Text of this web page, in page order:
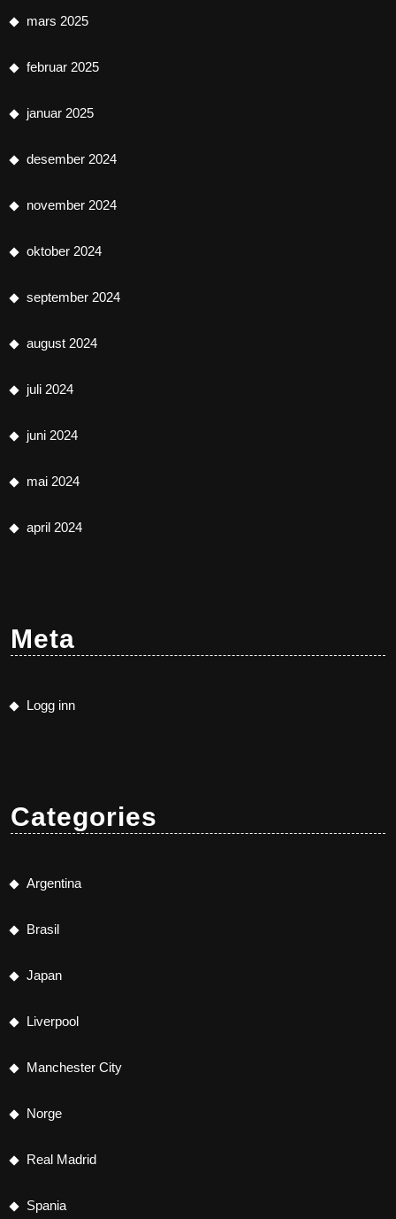
mars 2025
februar 2025
januar 2025
desember 2024
november 2024
oktober 2024
september 2024
august 2024
juli 2024
juni 2024
mai 2024
april 2024
Meta
Logg inn
Categories
Argentina
Brasil
Japan
Liverpool
Manchester City
Norge
Real Madrid
Spania